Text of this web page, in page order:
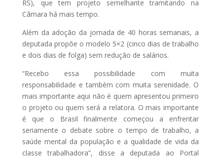
RS), que tem projeto semelhante tramitando na
Câmara há mais tempo.
Além da adoção da jornada de 40 horas semanais, a
deputada propõe o modelo 5×2 (cinco dias de trabalho
e dois dias de folga) sem redução de salários.
“Recebo essa possibilidade com muita
responsabilidade e também com muita serenidade. O
mais importante aqui não é quem apresentou primeiro
o projeto ou quem será a relatora. O mais importante
é que o Brasil finalmente começou a enfrentar
seriamente o debate sobre o tempo de trabalho, a
saúde mental da população e a qualidade de vida da
classe trabalhadora”, disse a deputada ao Portal